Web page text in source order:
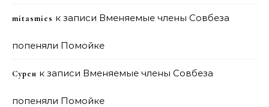
mitasmies к записи Вменяемые члены Совбеза
попеняли Помойке
Сурен к записи Вменяемые члены Совбеза
попеняли Помойке